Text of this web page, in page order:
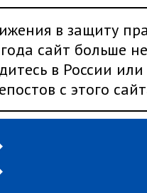
в защиту
сайт больше не
в России
с этого